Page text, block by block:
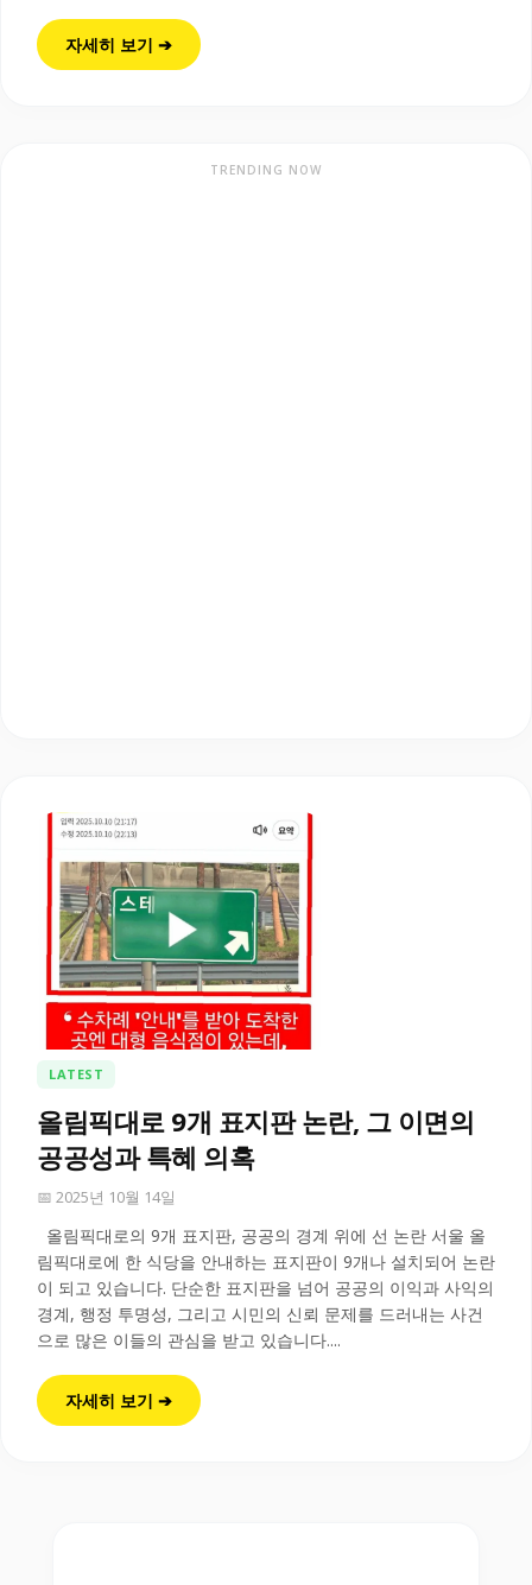
자세히 보기 ➔
TRENDING NOW
LATEST
올림픽대로 9개 표지판 논란, 그 이면의
공공성과 특혜 의혹
📅 2025년 10월 14일
올림픽대로의 9개 표지판, 공공의 경계 위에 선 논란 서울 올
림픽대로에 한 식당을 안내하는 표지판이 9개나 설치되어 논란
이 되고 있습니다. 단순한 표지판을 넘어 공공의 이익과 사익의
경계, 행정 투명성, 그리고 시민의 신뢰 문제를 드러내는 사건
으로 많은 이들의 관심을 받고 있습니다....
자세히 보기 ➔